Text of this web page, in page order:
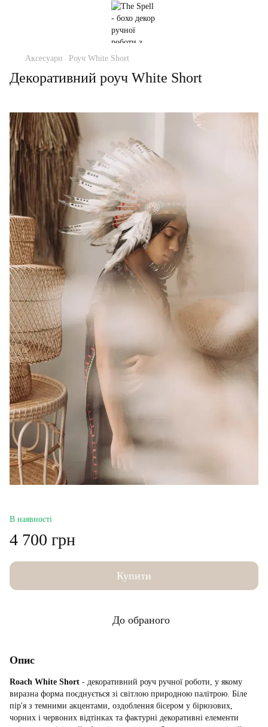
Аксесуари Роуч White Short
Декоративний роуч White Short
В наявності
4 700 грн
Купити
До обраного
Опис
Roach White Short - декоративний роуч ручної роботи, у якому
виразна форма поєднується зі світлою природною палітрою. Біле
пір'я з темними акцентами, оздоблення бісером у бірюзових,
чорних і червоних відтінках та фактурні декоративні елементи